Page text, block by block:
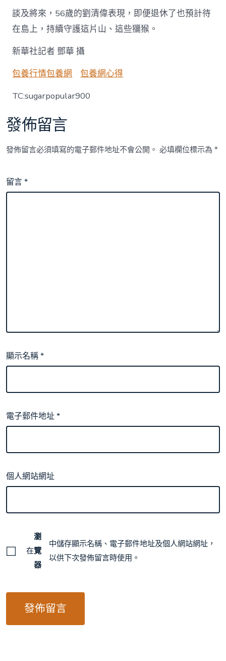
談及將來，56歲的劉清偉表現，即便退休了也預計待
在島上，持續守護這片山、這些獼猴。
新華社記者 鄧華 攝
包養行情包養網
包養網心得
TC:sugarpopular900
發佈留言
發佈留言必須填寫的電子郵件地址不會公開。 必填欄位標示為*
留言*
顯示名稱*
電子郵件地址*
個人網站網址
在
瀏
覽
器
中儲存顯示名稱、電子郵件地址及個人網站網址，
以供下次發佈留言時使用。